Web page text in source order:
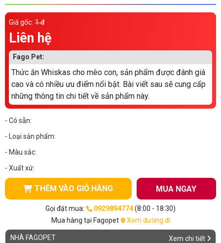
spa cho thú cưng
Thông tin về chó
CHÍNH SÁCH
Chính sách mua hàng Chính sách vận chuyển
Chính sách bảo hành Chính sách bảo mật
TỔNG ĐÀI TƯ VẤN
0929894774
Giá gốc: 1 đ
Liên hệ
Fago Pet:
Thức ăn Whiskas cho mèo con, sản phẩm được đánh giá
cao và có nhiều ưu điểm nổi bật. Bài viết sau sẽ cung cấp
những thông tin chi tiết về sản phẩm này.
- Có sẵn:
- Loại sản phẩm:
- Màu sắc:
- Xuất xứ:
THÊM VÀO GIỎ HÀNG MUA NGAY
Gọi đặt mua: 0929894774(8:00 - 18:30)
Mua hàng tại Fagopet
Xem đường đi
NHÀ FAGOPET Xem chi tiết